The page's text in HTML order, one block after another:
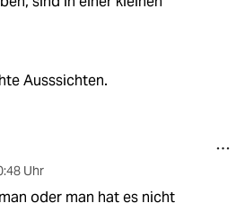
Ausssichten.
Uhr
oder man hat es nicht